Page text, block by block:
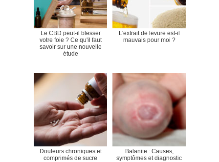
Le CBD peut-il blesser
votre foie ? Ce qu'il faut
savoir sur une nouvelle
étude
L'extrait de levure est-il
mauvais pour moi ?
Douleurs chroniques et
comprimés de sucre
Balanite : Causes,
symptômes et diagnostic